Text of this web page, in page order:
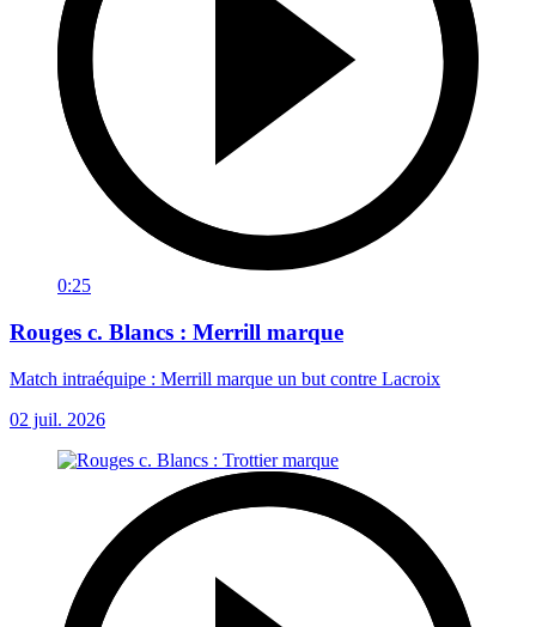
0:25
Rouges c. Blancs : Merrill marque
Match intraéquipe : Merrill marque un but contre Lacroix
02 juil. 2026